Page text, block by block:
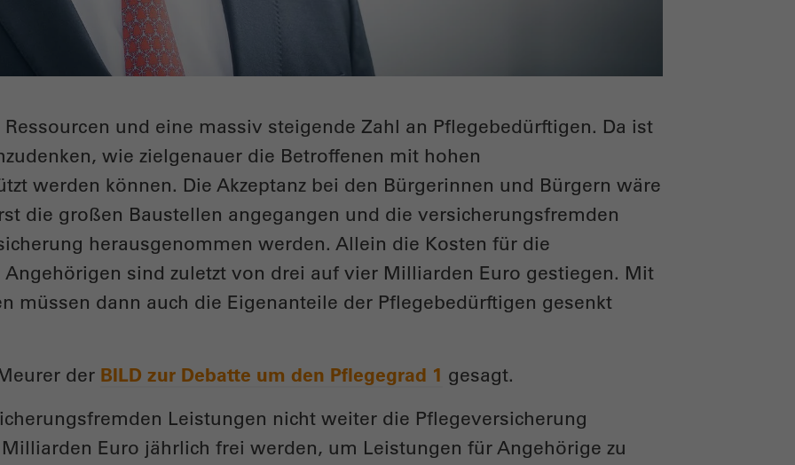
und eine massiv steigende Zahl an Pflegebedürftigen. Da ist
wie zielgenauer die Betroffenen mit hohen
werden können. Die Akzeptanz bei den Bürgerinnen und Bürgern wäre
die großen Baustellen angegangen und die versicherungsfremden
herausgenommen werden. Allein die Kosten für die
sind zuletzt von drei auf vier Milliarden Euro gestiegen. Mit
müssen dann auch die Eigenanteile der Pflegebedürftigen gesenkt
der BILD zur Debatte um den Pflegegrad 1 gesagt.
Leistungen nicht weiter die Pflegeversicherung
Euro jährlich frei werden, um Leistungen für Angehörige zu